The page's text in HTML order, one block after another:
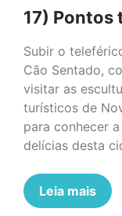
17)
Subir o
Cão Sentado,
visitar as
turísticos de
para conhecer
delícias desta
Leia mais